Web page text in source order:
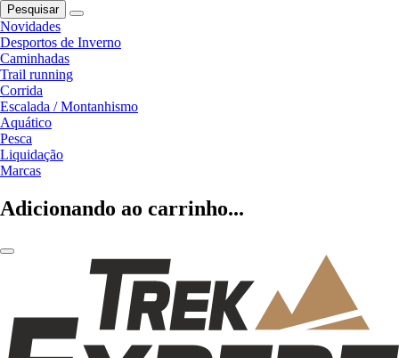
Pesquisar
Novidades
Desportos de Inverno
Caminhadas
Trail running
Corrida
Escalada / Montanhismo
Aquático
Pesca
Liquidação
Marcas
Adicionando ao carrinho...